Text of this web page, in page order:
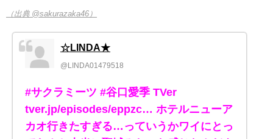
（出典 @sakurazaka46）
☆LINDA★
@LINDA01479518
#サクラミーツ #谷口愛季 TVer
tver.jp/episodes/eppzc… ホテルニューア
カオ行きたすぎる…っていうかワイにとっ